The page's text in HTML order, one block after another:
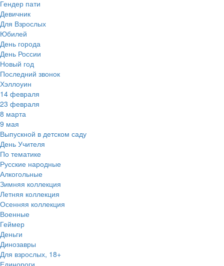
Гендер пати
Девичник
Для Взрослых
Юбилей
День города
День России
Новый год
Последний звонок
Хэллоуин
14 февраля
23 февраля
8 марта
9 мая
Выпускной в детском саду
День Учителя
По тематике
Русские народные
Алкогольные
Зимняя коллекция
Летняя коллекция
Осенняя коллекция
Военные
Геймер
Деньги
Динозавры
Для взрослых, 18+